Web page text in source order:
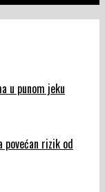
u punom jeku
povećan rizik od